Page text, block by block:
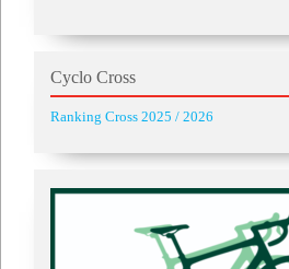
Cyclo Cross
Ranking Cross 2025 / 2026